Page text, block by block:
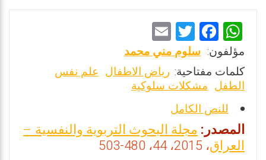
W
h
at
s
A
p
p
F
a
ce
b
o
o
k
T
wi
tt
er
m
ai
l
مؤلفون: سلوم مني محمد
كلمات مفتاحية: رياض الاطفال علم نفس
الطفل مشكلات سلوكية
للنص الكامل
المصدر:مجلة البحوث التربوية والنفسية –
العراق، 2015، 44، 480-503